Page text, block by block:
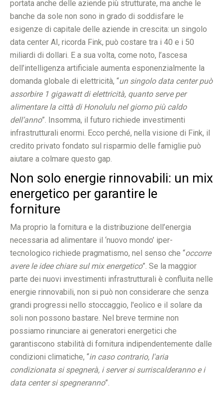
portata anche delle aziende più strutturate, ma anche le
banche da sole non sono in grado di soddisfare le
esigenze di capitale delle aziende in crescita: un singolo
data center AI, ricorda Fink, può costare tra i 40 e i 50
miliardi di dollari. E a sua volta, come noto, l’ascesa
dell’intelligenza artificiale aumenta esponenzialmente la
domanda globale di elettricità, “un singolo data center può
assorbire 1 gigawatt di elettricità, quanto serve per
alimentare la città di Honolulu nel giorno più caldo
dell’anno”. Insomma, il futuro richiede investimenti
infrastrutturali enormi. Ecco perché, nella visione di Fink, il
credito privato fondato sul risparmio delle famiglie può
aiutare a colmare questo gap.
Non solo energie rinnovabili: un mix
energetico per garantire le
forniture
Ma proprio la fornitura e la distribuzione dell’energia
necessaria ad alimentare il ‘nuovo mondo’ iper-
tecnologico richiede pragmatismo, nel senso che “occorre
avere le idee chiare sul mix energetico”. Se la maggior
parte dei nuovi investimenti infrastrutturali è confluita nelle
energie rinnovabili, non si può non considerare che senza
grandi progressi nello stoccaggio, l'eolico e il solare da
soli non possono bastare. Nel breve termine non
possiamo rinunciare ai generatori energetici che
garantiscono stabilità di fornitura indipendentemente dalle
condizioni climatiche, “in caso contrario, l'aria
condizionata si spegnerà, i server si surriscalderanno e i
data center si spegneranno”.